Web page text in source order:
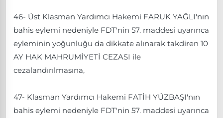
46- Üst Klasman Yardımcı Hakemi FARUK YAĞLI'nın
bahis eylemi nedeniyle FDT'nin 57. maddesi uyarınca
eyleminin yoğunluğu da dikkate alınarak takdiren 10
AY HAK MAHRUMİYETİ CEZASI ile
cezalandırılmasına,
47- Klasman Yardımcı Hakemi FATİH YÜZBAŞI'nın
bahis eylemi nedeniyle FDT'nin 57. maddesi uyarınca